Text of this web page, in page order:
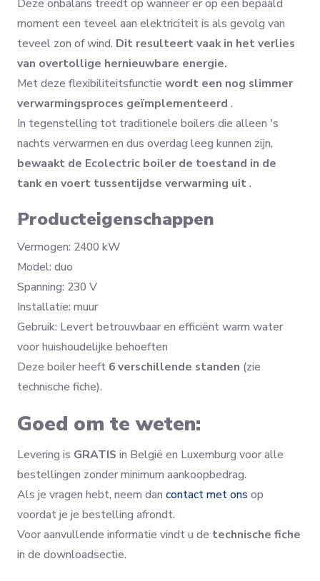
Deze onbalans treedt op wanneer er op een bepaald
moment een teveel aan elektriciteit is als gevolg van
teveel zon of wind. Dit resulteert vaak in het verlies
van overtollige hernieuwbare energie.
Met deze flexibiliteitsfunctie wordt een nog slimmer
verwarmingsproces geïmplementeerd .
In tegenstelling tot traditionele boilers die alleen 's
nachts verwarmen en dus overdag leeg kunnen zijn,
bewaakt de Ecolectric boiler de toestand in de
tank en voert tussentijdse verwarming uit.
Producteigenschappen
Vermogen: 2400 kW
Model: duo
Spanning: 230 V
Installatie: muur
Gebruik: Levert betrouwbaar en efficiënt warm water
voor huishoudelijke behoeften
Deze boiler heeft 6 verschillende standen (zie
technische fiche).
Goed om te weten:
Levering is GRATIS in België en Luxemburg voor alle
bestellingen zonder minimum aankoopbedrag.
Als je vragen hebt, neem dan contact met ons op
voordat je je bestelling afrondt.
Voor aanvullende informatie vindt u de technische fiche
in de downloadsectie.